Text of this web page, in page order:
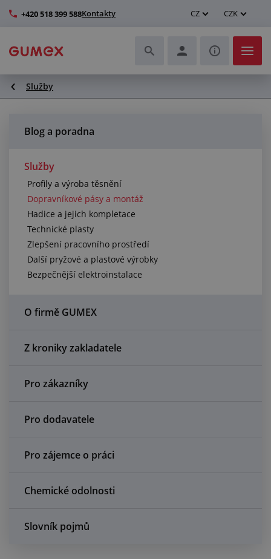
+420 518 399 588Kontakty CZ CZK
Hadice a jejich kompletace
Dopravníkové pásy a montáž
Zlepšení pracovního prostředí
Další pryžové a plastové výrobky
Centrum poptávek
Vše o nákupu
O nás a kariéra
Služby
Blog a poradna
Služby
Profily a výroba těsnění
Dopravníkové pásy a montáž
Hadice a jejich kompletace
Technické plasty
Zlepšení pracovního prostředí
Další pryžové a plastové výrobky
Bezpečnější elektroinstalace
O firmě GUMEX
Z kroniky zakladatele
Pro zákazníky
Pro dodavatele
Pro zájemce o práci
Chemické odolnosti
Slovník pojmů